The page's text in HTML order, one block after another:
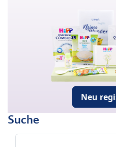
Neu
Suche